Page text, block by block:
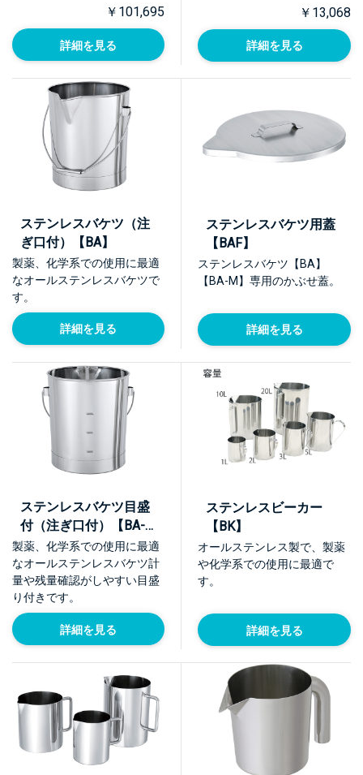
￥101,695
詳細を見る
￥13,068
詳細を見る
ステンレスバケツ（注
ぎ口付）【BA】
製薬、化学系での使用に最適
なオールステンレスバケツで
す。
詳細を見る
ステンレスバケツ用蓋
【BAF】
ステンレスバケツ【BA】
【BA-M】専用のかぶせ蓋。
詳細を見る
ステンレスバケツ目盛
付（注ぎ口付）【BA-
M】
製薬、化学系での使用に最適
なオールステンレスバケツ計
量や残量確認がしやすい目盛
り付きです。
詳細を見る
ステンレスビーカー
【BK】
オールステンレス製で、製薬
や化学系での使用に最適で
す。
詳細を見る